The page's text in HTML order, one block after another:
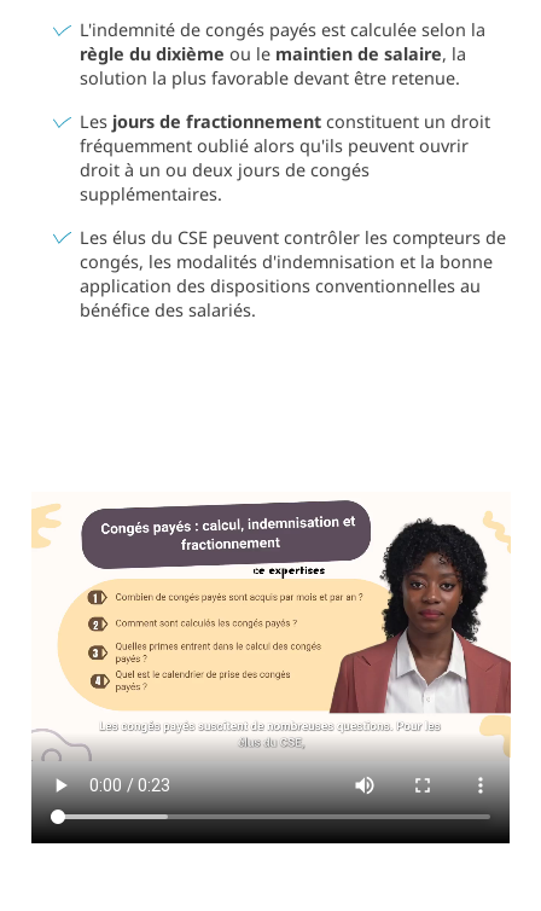
L'indemnité de congés payés est calculée selon la
règle du dixième ou le maintien de salaire, la
solution la plus favorable devant être retenue.
Les jours de fractionnementconstituent un droit
fréquemment oublié alors qu'ils peuvent ouvrir
droit à un ou deux jours de congés
supplémentaires.
Les élus du CSE peuvent contrôler les compteurs de
congés, les modalités d'indemnisation et la bonne
application des dispositions conventionnelles au
bénéfice des salariés.